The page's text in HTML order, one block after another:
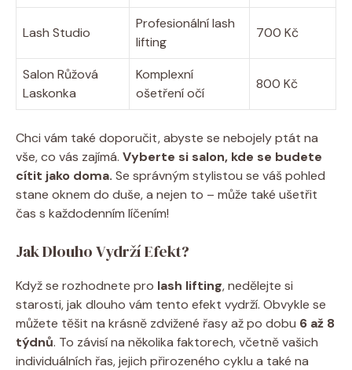
Lash Studio
Profesionální lash
lifting
700 Kč
Salon Růžová
Laskonka
Komplexní
ošetření očí
800 Kč
Chci vám také doporučit, abyste se nebojely ptát na
vše, co vás zajímá. Vyberte si salon, kde se budete
cítit jako doma. Se správným stylistou se váš pohled
stane oknem do duše, a nejen to – může také ušetřit
čas s každodenním líčením!
Jak Dlouho Vydrží Efekt?
Když se rozhodnete pro lash lifting, nedělejte si
starosti, jak dlouho vám tento efekt vydrží. Obvykle se
můžete těšit na krásně zdvižené řasy až po dobu 6 až 8
týdnů. To závisí na několika faktorech, včetně vašich
individuálních řas, jejich přirozeného cyklu a také na